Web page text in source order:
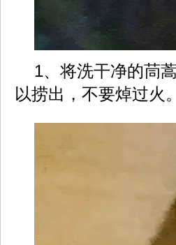
1、将洗干净的茼
以捞出，不要焯过火。